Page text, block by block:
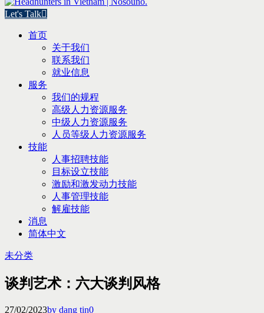
Let's Talk
首页
关于我们
联系我们
就业信息
服务
我们的规程
高级人力资源服务
中级人力资源服务
人员等级人力资源服务
技能
人事招聘技能
目标设立技能
激励和激发动力技能
人事管理技能
解雇技能
消息
简体中文
未分类
谈判艺术：六大谈判风格
27/02/2023by dang tin0